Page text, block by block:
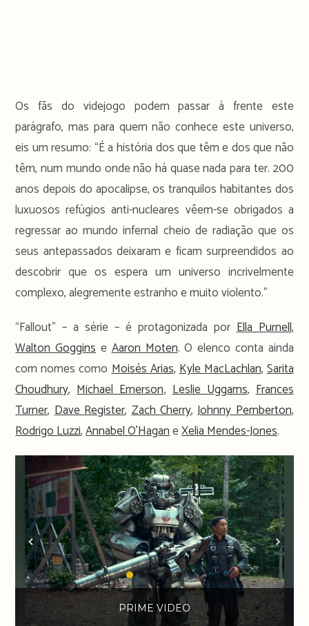
Os fãs do videjogo podem passar à frente este
parágrafo, mas para quem não conhece este universo,
eis um resumo: “É a história dos que têm e dos que não
têm, num mundo onde não há quase nada para ter. 200
anos depois do apocalipse, os tranquilos habitantes dos
luxuosos refúgios anti-nucleares vêem-se obrigados a
regressar ao mundo infernal cheio de radiação que os
seus antepassados deixaram e ficam surpreendidos ao
descobrir que os espera um universo incrivelmente
complexo, alegremente estranho e muito violento.”
“Fallout” – a série – é protagonizada porElla Purnell,
Walton GogginseAaron Moten. O elenco conta ainda
com nomes comoMoisés Arias,Kyle MacLachlan,Sarita
Choudhury,Michael Emerson,Leslie Uggams,Frances
Turner,Dave Register,Zach Cherry,Johnny Pemberton,
Rodrigo Luzzi,Annabel O’HaganeXelia Mendes-Jones.
PRIME VIDEO